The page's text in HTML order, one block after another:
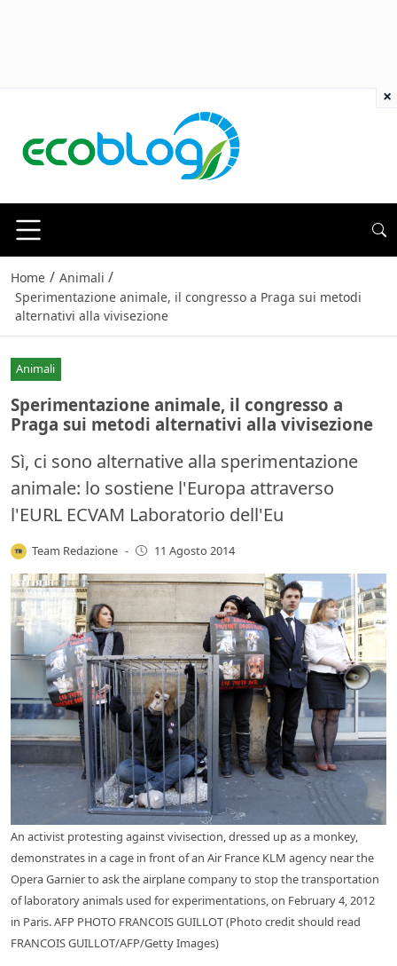
Home / Animali /
Sperimentazione animale, il congresso a Praga sui metodi
alternativi alla vivisezione
Animali
Sperimentazione animale, il congresso a
Praga sui metodi alternativi alla vivisezione
Sì, ci sono alternative alla sperimentazione
animale: lo sostiene l'Europa attraverso
l'EURL ECVAM Laboratorio dell'Eu
Team Redazione - 11 Agosto 2014
An activist protesting against vivisection, dressed up as a monkey,
demonstrates in a cage in front of an Air France KLM agency near the
Opera Garnier to ask the airplane company to stop the transportation
of laboratory animals used for experimentations, on February 4, 2012
in Paris. AFP PHOTO FRANCOIS GUILLOT (Photo credit should read
FRANCOIS GUILLOT/AFP/Getty Images)
×